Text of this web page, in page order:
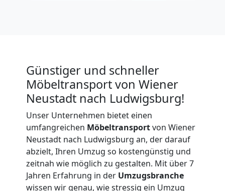
Günstiger und schneller
Möbeltransport von Wiener
Neustadt nach Ludwigsburg!
Unser Unternehmen bietet einen
umfangreichen Möbeltransportvon Wiener
Neustadt nach Ludwigsburg an, der darauf
abzielt, Ihren Umzug so kostengünstig und
zeitnah wie möglich zu gestalten. Mit über 7
Jahren Erfahrung in der Umzugsbranche
wissen wir genau, wie stressig ein Umzug